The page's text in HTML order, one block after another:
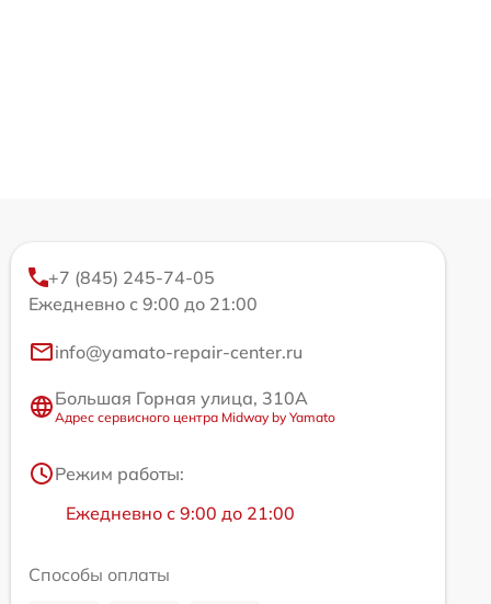
+7 (845) 245-74-05
Ежедневно с 9:00 до 21:00
info@yamato-repair-center.ru
Большая Горная улица, 310А
Адрес сервисного центра Midway by Yamato
Режим работы:
Ежедневно с 9:00 до 21:00
Способы оплаты